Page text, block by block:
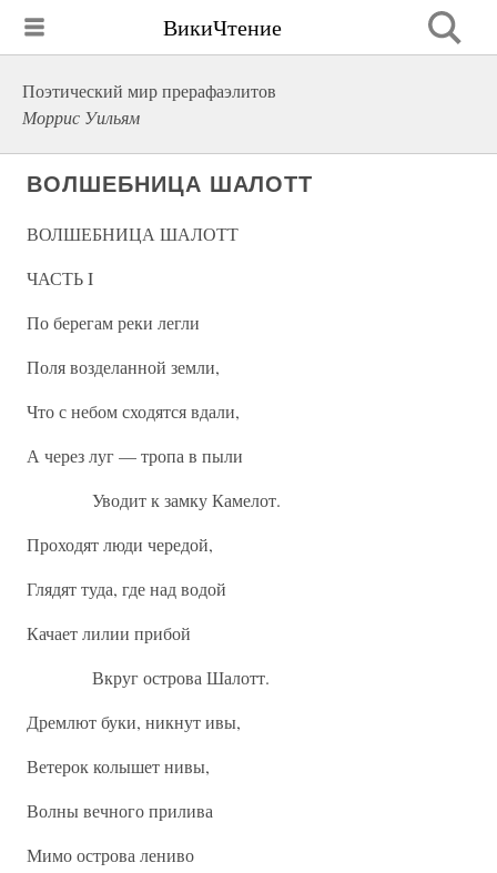
ВикиЧтение
Поэтический мир прерафаэлитов
Моррис Уильям
ВОЛШЕБНИЦА ШАЛОТТ
ВОЛШЕБНИЦА ШАЛОТТ
ЧАСТЬ I
По берегам реки легли
Поля возделанной земли,
Что с небом сходятся вдали,
А через луг — тропа в пыли
Уводит к замку Камелот.
Проходят люди чередой,
Глядят туда, где над водой
Качает лилии прибой
Вкруг острова Шалотт.
Дремлют буки, никнут ивы,
Ветерок колышет нивы,
Волны вечного прилива
Мимо острова лениво